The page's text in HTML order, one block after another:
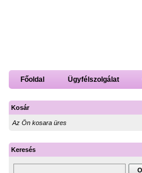
Főoldal Ügyfélszolgálat
Kosár
Az Ön kosara üres
Keresés